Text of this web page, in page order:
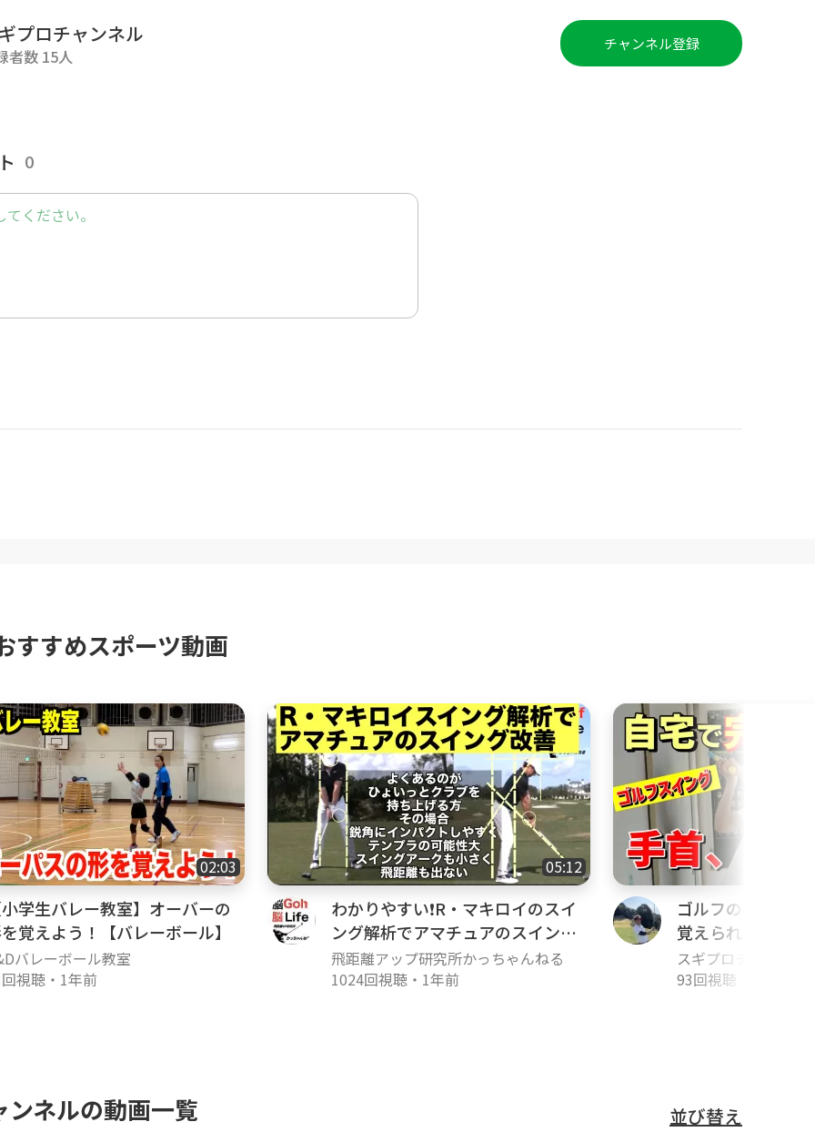
プロチャンネル
者数 15人
チャンネル登録
0
ください。
すすめスポーツ動画
02:03
学生バレー教室】オーバーの
覚えよう！【バレーボール】
バレーボール教室
視聴 ・ 1年前
05:12
わかりやすい❗️R・マキロイのスイ
ング解析でアマチュアのスイング
改善‼️
飛距離アップ研究所かっちゃんねる
1024回視聴 ・ 1年前
ゴルフの手首と
覚えられる！自宅
グの基礎１！手
スター
スギプロチャンネル
93回視聴
ンネルの動画一覧 並び替え